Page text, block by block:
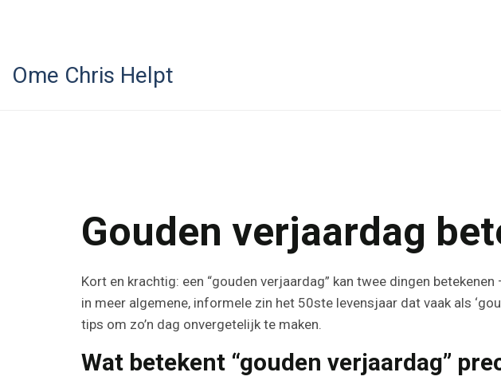
Ome Chris Helpt
Gouden verjaardag
Kort en krachtig: een “gouden verjaardag” kan twee dingen
in meer algemene, informele zin het 50ste levensjaar dat vaak als
tips om zo’n dag onvergetelijk te maken.
Wat betekent “gouden verjaardag”